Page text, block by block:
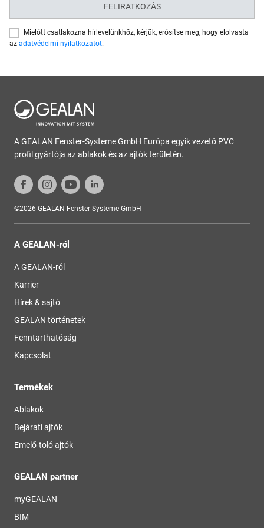
FELIRATKOZÁS
Mielőtt csatlakozna hírlevelünkhöz, kérjük, erősítse meg, hogy elolvasta
az adatvédelmi nyilatkozatot.
A GEALAN Fenster-Systeme GmbH Európa egyik vezető PVC
profil gyártója az ablakok és az ajtók területén.
©2026 GEALAN Fenster-Systeme GmbH
A GEALAN-ról
A GEALAN-ról
Karrier
Hírek & sajtó
GEALAN történetek
Fenntarthatóság
Kapcsolat
Termékek
Ablakok
Bejárati ajtók
Emelő-toló ajtók
GEALAN partner
myGEALAN
BIM